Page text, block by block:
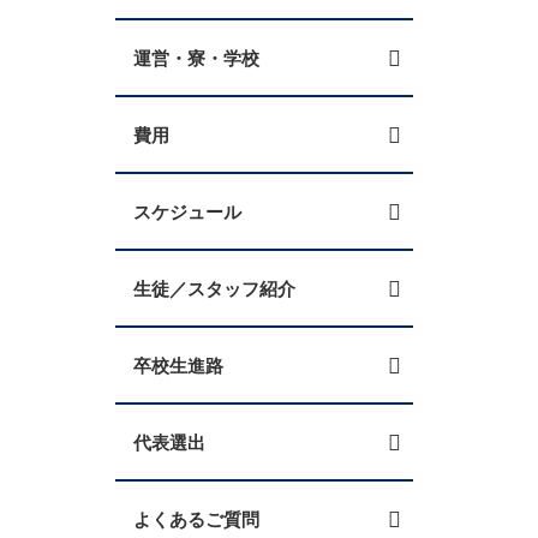
運営・寮・学校
費用
スケジュール
生徒／スタッフ紹介
卒校生進路
代表選出
よくあるご質問